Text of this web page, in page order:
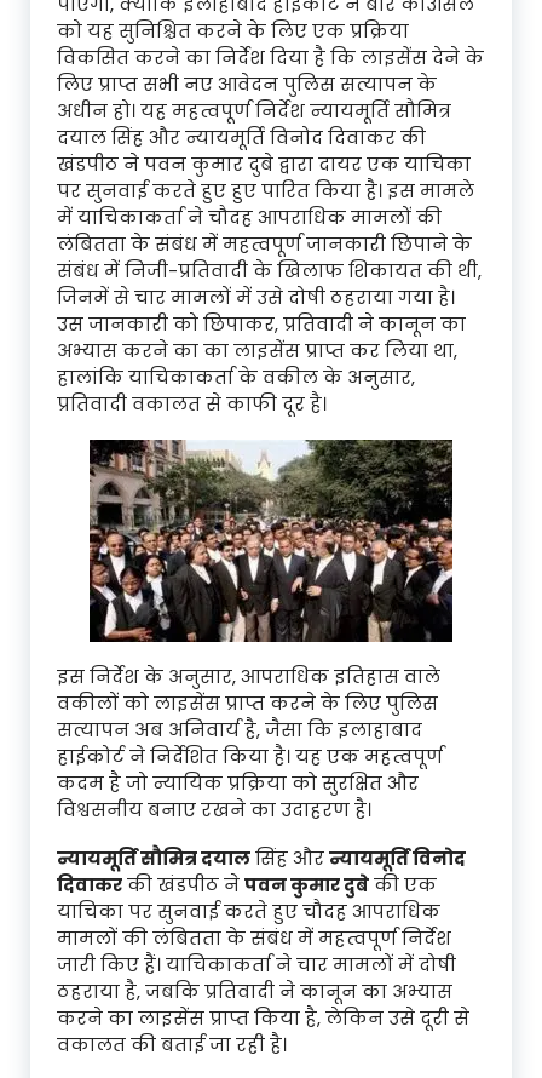
को यह सुनिश्चित करने के लिए एक प्रक्रिया
विकसित करने का निर्देश दिया है कि लाइसेंस देने के
लिए प्राप्त सभी नए आवेदन पुलिस सत्यापन के
अधीन हो। यह महत्वपूर्ण निर्देश न्यायमूर्ति सौमित्र
दयाल सिंह और न्यायमूर्ति विनोद दिवाकर की
खंडपीठ ने पवन कुमार दुबे द्वारा दायर एक याचिका
पर सुनवाई करते हुए हुए पारित किया है। इस मामले
में याचिकाकर्ता ने चौदह आपराधिक मामलों की
लंबितता के संबंध में महत्वपूर्ण जानकारी छिपाने के
संबंध में निजी-प्रतिवादी के खिलाफ शिकायत की थी,
जिनमें से चार मामलों में उसे दोषी ठहराया गया है।
उस जानकारी को छिपाकर, प्रतिवादी ने कानून का
अभ्यास करने का का लाइसेंस प्राप्त कर लिया था,
हालांकि याचिकाकर्ता के वकील के अनुसार,
प्रतिवादी वकालत से काफी दूर है।
इस निर्देश के अनुसार, आपराधिक इतिहास वाले
वकीलों को लाइसेंस प्राप्त करने के लिए पुलिस
सत्यापन अब अनिवार्य है, जैसा कि इलाहाबाद
हाईकोर्ट ने निर्देशित किया है। यह एक महत्वपूर्ण
कदम है जो न्यायिक प्रक्रिया को सुरक्षित और
विश्वसनीय बनाए रखने का उदाहरण है।
न्यायमूर्ति सौमित्र दयालसिंह औरन्यायमूर्ति विनोद
दिवाकरकी खंडपीठ नेपवन कुमार दुबेकी एक
याचिका पर सुनवाई करते हुए चौदह आपराधिक
मामलों की लंबितता के संबंध में महत्वपूर्ण निर्देश
जारी किए हैं। याचिकाकर्ता ने चार मामलों में दोषी
ठहराया है, जबकि प्रतिवादी ने कानून का अभ्यास
करने का लाइसेंस प्राप्त किया है, लेकिन उसे दूरी से
वकालत की बताई जा रही है।